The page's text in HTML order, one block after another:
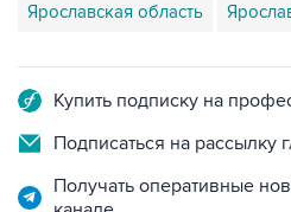
Ярославская область
Купить подписку на
Подписаться на рассылку
Получать оперативные